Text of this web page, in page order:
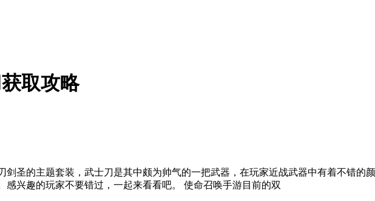
取攻略
圣的主题套装，武士刀是其中颇为帅气的一把武器，在玩家近战武器中有着不错的
兴趣的玩家不要错过，一起来看看吧。 使命召唤手游目前的双